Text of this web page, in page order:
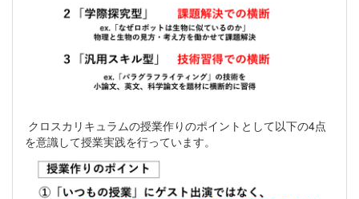
クロスカリキュラムの授業作りのポイントとして以下の4点
を意識して授業実践を行っています。